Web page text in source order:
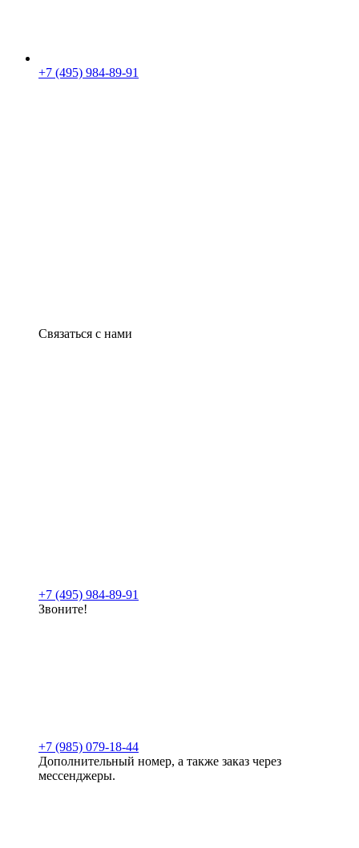
+7 (495) 984-89-91
Связаться с нами
+7 (495) 984-89-91
Звоните!
+7 (985) 079-18-44
Дополнительный номер, а также заказ через
мессенджеры.